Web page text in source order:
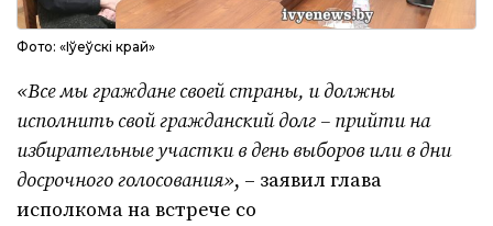
Фото: «Іўеўскі край»
«Все мы граждане своей страны, и должны
исполнить свой гражданский долг – прийти на
избирательные участки в день выборов или в дни
досрочного голосования», – заявил глава
исполкома на встрече со